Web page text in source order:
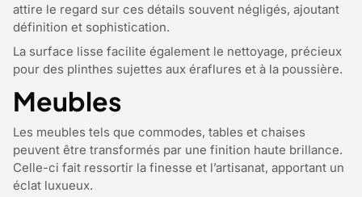
attire le regard sur ces détails souvent négligés, ajoutant
définition et sophistication.
La surface lisse facilite également le nettoyage, précieux
pour des plinthes sujettes aux éraflures et à la poussière.
Meubles
Les meubles tels que commodes, tables et chaises
peuvent être transformés par une finition haute brillance.
Celle-ci fait ressortir la finesse et l’artisanat, apportant un
éclat luxueux.